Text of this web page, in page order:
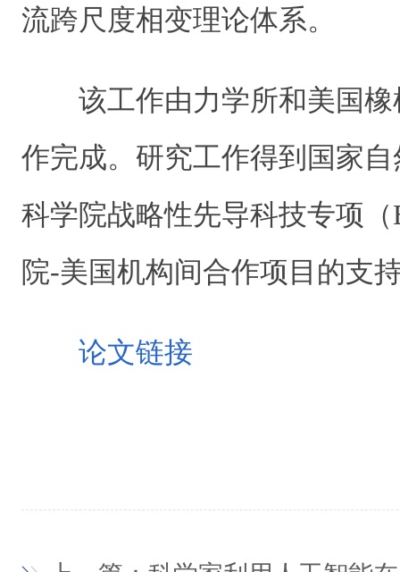
流跨尺度相变理论体系。
该工作由力学所和美国
作完成。研究工作得到国家
科学院战略性先导科技专项
院-美国机构间合作项目 的支
论文链接